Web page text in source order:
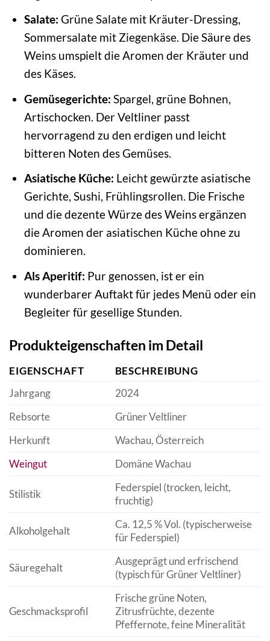
Salate: Grüne Salate mit Kräuter-Dressing,
Sommersalate mit Ziegenkäse. Die Säure des
Weins umspielt die Aromen der Kräuter und
des Käses.
Gemüsegerichte: Spargel, grüne Bohnen,
Artischocken. Der Veltliner passt
hervorragend zu den erdigen und leicht
bitteren Noten des Gemüses.
Asiatische Küche: Leicht gewürzte asiatische
Gerichte, Sushi, Frühlingsrollen. Die Frische
und die dezente Würze des Weins ergänzen
die Aromen der asiatischen Küche ohne zu
dominieren.
Als Aperitif: Pur genossen, ist er ein
wunderbarer Auftakt für jedes Menü oder ein
Begleiter für gesellige Stunden.
Produkteigenschaften im Detail
EIGENSCHAFT
BESCHREIBUNG
Jahrgang
2024
Rebsorte
Grüner Veltliner
Herkunft
Wachau, Österreich
Weingut
Domäne Wachau
Stilistik
Federspiel (trocken, leicht,
fruchtig)
Alkoholgehalt
Ca. 12,5 % Vol. (typischerweise
für Federspiel)
Säuregehalt
Ausgeprägt und erfrischend
(typisch für Grüner Veltliner)
Geschmacksprofil
Frische grüne Noten,
Zitrusfrüchte, dezente
Pfeffernote, feine Mineralität